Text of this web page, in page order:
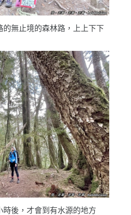
的無止境的森林路，上上下下
時後，才會到有水源的地方